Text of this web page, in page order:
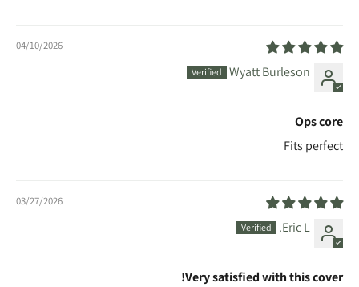
04/10/2026
Wyatt Burleson
Ops core
Fits perfect
03/27/2026
Eric L.
Very satisfied with this cover!